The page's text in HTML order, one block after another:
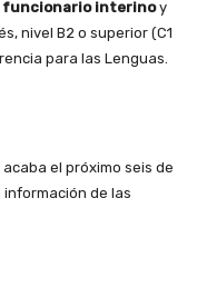
funcionario interinoy
nivel B2 o superior (C1
para las Lenguas.
el próximo seis de
información de las